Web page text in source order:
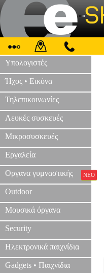
Υπολογιστές
Ήχος • Εικόνα
Τηλεπικοινωνίες
Λευκές συσκευές
Μικροσυσκευές
Εργαλεία
Οργανα γυμναστικής ΝΕΟ
Outdoor
Μουσικά όργανα
Security
Ηλεκτρονικά παιχνίδια
Gadgets • Παιχνίδια